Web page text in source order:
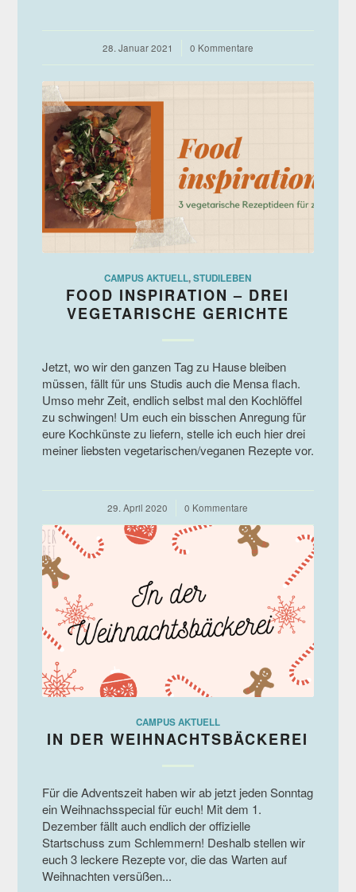
28. Januar 2021
/ 0 Kommentare
CAMPUS AKTUELL,STUDILEBEN
FOOD INSPIRATION – DREI
VEGETARISCHE GERICHTE
Jetzt, wo wir den ganzen Tag zu Hause bleiben
müssen, fällt für uns Studis auch die Mensa flach.
Umso mehr Zeit, endlich selbst mal den Kochlöffel
zu schwingen! Um euch ein bisschen Anregung für
eure Kochkünste zu liefern, stelle ich euch hier drei
meiner liebsten vegetarischen/veganen Rezepte vor.
29. April 2020
/ 0 Kommentare
CAMPUS AKTUELL
IN DER WEIHNACHTSBÄCKEREI
Für die Adventszeit haben wir ab jetzt jeden Sonntag
ein Weihnachsspecial für euch! Mit dem 1.
Dezember fällt auch endlich der offizielle
Startschuss zum Schlemmern! Deshalb stellen wir
euch 3 leckere Rezepte vor, die das Warten auf
Weihnachten versüßen...